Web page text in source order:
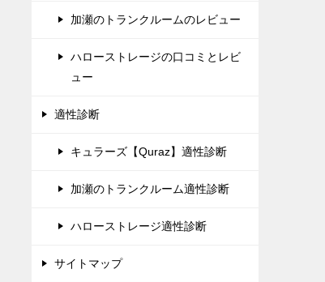
加瀬のトランクルームのレビュー
ハローストレージの口コミとレビ
ュー
適性診断
キュラーズ【Quraz】適性診断
加瀬のトランクルーム適性診断
ハローストレージ適性診断
サイトマップ